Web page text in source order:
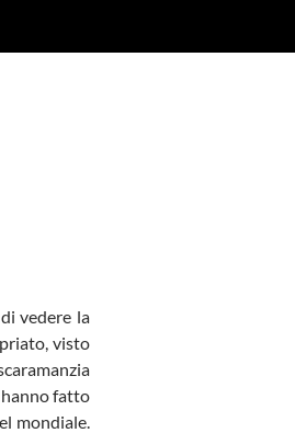
vedere la
visto
fatto
mondiale.